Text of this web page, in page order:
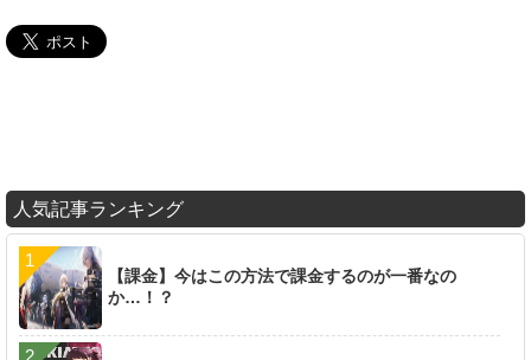
人気記事ランキング
【課金】今はこの方法で課金するのが一番なの
か…！？